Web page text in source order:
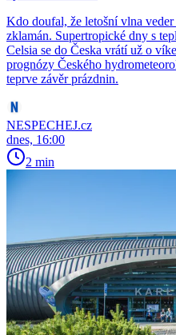
Kdo doufal, že letošní vlna
zklamán. Supertropické dny s
Celsia se do Česka vrátí už o
prognózy Českého
teprve závěr prázdnin.
NESPECHEJ.cz
dnes, 16:00
2 min